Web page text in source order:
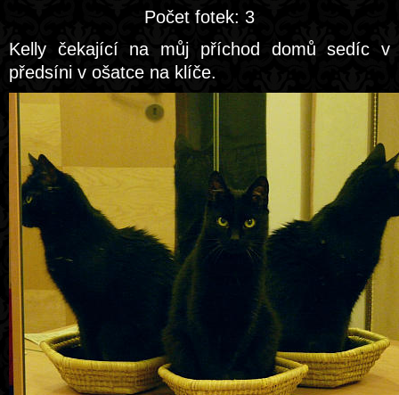
Počet fotek: 3
Kelly čekající na můj příchod domů sedíc v
předsíni v ošatce na klíče.